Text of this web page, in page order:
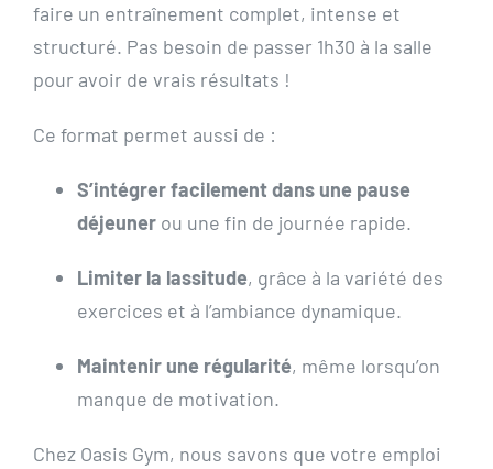
faire un entraînement complet, intense et
structuré. Pas besoin de passer 1h30 à la salle
pour avoir de vrais résultats !
Ce format permet aussi de :
S’intégrer facilement dans une pause
déjeunerou une fin de journée rapide.
Limiter la lassitude, grâce à la variété des
exercices et à l’ambiance dynamique.
Maintenir une régularité, même lorsqu’on
manque de motivation.
Chez Oasis Gym, nous savons que votre emploi